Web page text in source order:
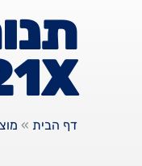
דף הבית »